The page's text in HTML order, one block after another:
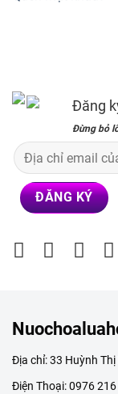
Đăng
Đừng bỏ
Địa chỉ: 33 Huỳnh Thị
Điện Thoại: 0976